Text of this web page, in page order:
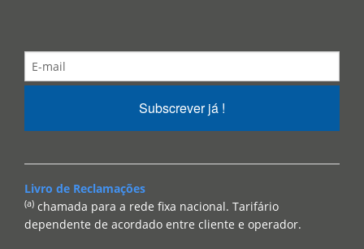
Subscrever já !
Livro de Reclamações
(a) chamada para a rede fixa nacional. Tarifário
dependente de acordado entre cliente e operador.